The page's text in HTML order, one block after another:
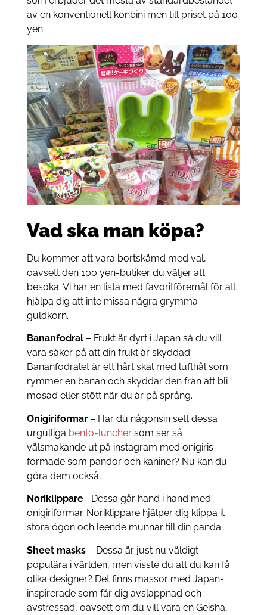
av en konventionell konbini men till priset på 100
yen.
Vad ska man köpa?
Du kommer att vara bortskämd med val,
oavsett den 100 yen-butiker du väljer att
besöka. Vi har en lista med favoritföremål för att
hjälpa dig att inte missa några grymma
guldkorn.
Bananfodral– Frukt är dyrt i Japan så du vill
vara säker på att din frukt är skyddad.
Bananfodralet är ett hårt skal med lufthål som
rymmer en banan och skyddar den från att bli
mosad eller stött när du är på språng.
Onigiriformar– Har du någonsin sett dessa
urgulliga bento-lunchersom ser så
välsmakande ut på instagram med onigiris
formade som pandor och kaniner? Nu kan du
göra dem också.
Noriklippare– Dessa går hand i hand med
onigiriformar. Noriklippare hjälper dig klippa it
stora ögon och leende munnar till din panda.
Sheet masks– Dessa är just nu väldigt
populära i världen, men visste du att du kan få
olika designer? Det finns massor med Japan-
inspirerade som får dig avslappnad och
avstressad, oavsett om du vill vara en Geisha,